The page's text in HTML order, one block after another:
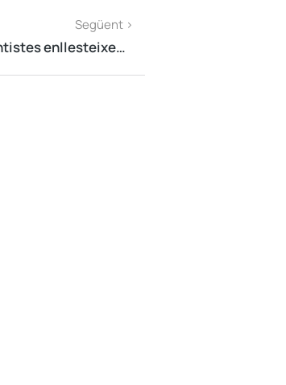
Següent >
Els municipis independentistes enllesteixen preparatius per quan es premi el «play» del Referèndum